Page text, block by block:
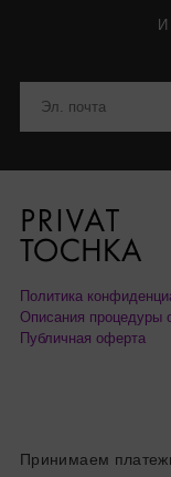
И
Политика
Описания процедуры
Публичная оферта
Принимаем